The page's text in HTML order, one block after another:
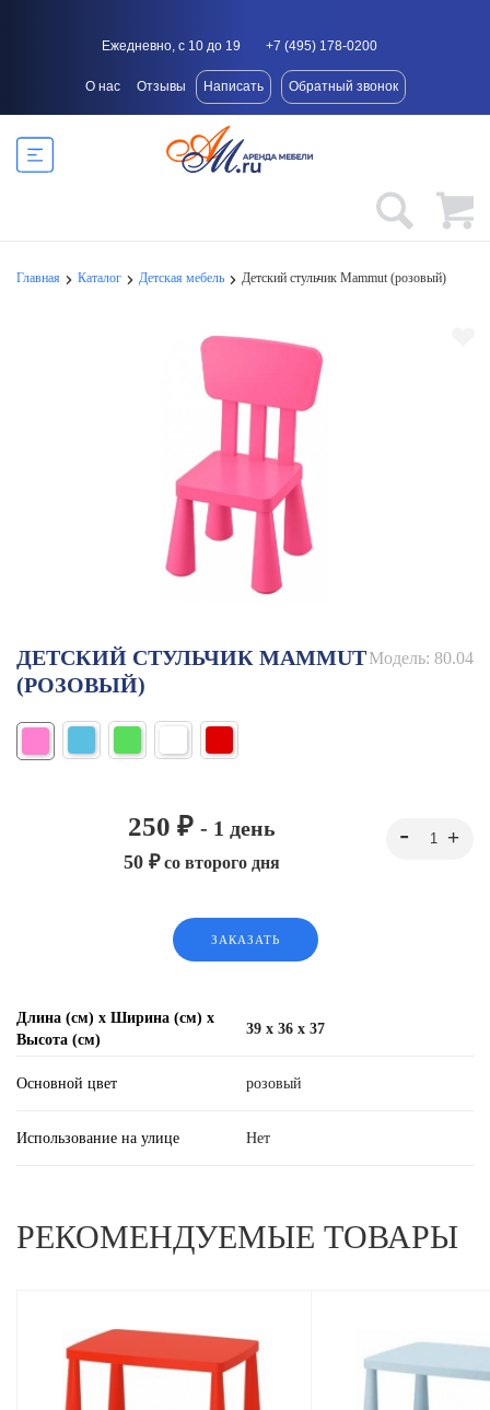
Ежедневно, с 10 до 19 +7 (495) 178-0200
О нас Отзывы Написать Обратный звонок
Главная Каталог Детская мебель Детский стульчик Mammut (розовый)
Модель: 80.04
ДЕТСКИЙ СТУЛЬЧИК MAMMUT
(РОЗОВЫЙ)
250 ₽ - 1 день
50 ₽со второго дня
ЗАКАЗАТЬ
Длина (см) х Ширина (см) х
Высота (см)
39 x 36 x 37
Основной цвет розовый
Использование на улице Нет
РЕКОМЕНДУЕМЫЕ ТОВАРЫ